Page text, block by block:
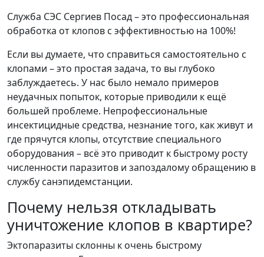
Служба СЭС Сергиев Посад – это профессиональная
обработка от клопов с эффективностью на 100%!
Если вы думаете, что справиться самостоятельно с
клопами – это простая задача, то вы глубоко
заблуждаетесь. У нас было немало примеров
неудачных попыток, которые приводили к ещё
большей проблеме. Непрофессиональные
инсектицидные средства, незнание того, как живут и
где прячутся клопы, отсутствие специального
оборудования – всё это приводит к быстрому росту
численности паразитов и запоздалому обращению в
службу санэпидемстанции.
Почему нельзя откладывать
уничтожение клопов в квартире?
Эктопаразиты склонны к очень быстрому